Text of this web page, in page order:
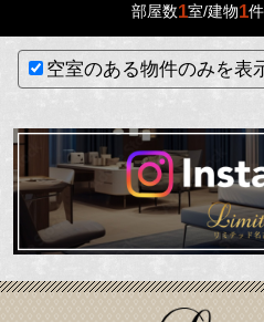
部屋数1室/建物1
空室のある物件のみを表